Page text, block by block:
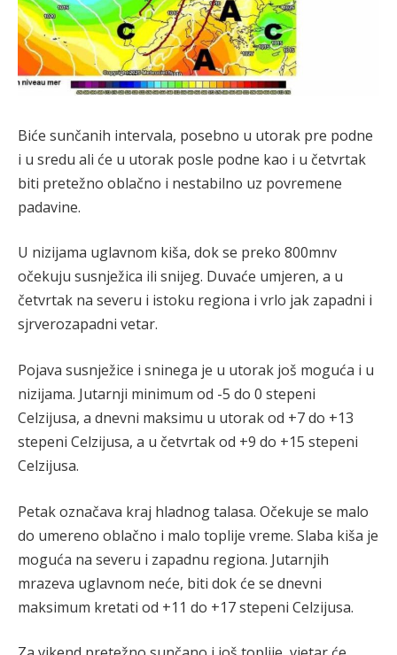
Biće sunčanih intervala, posebno u utorak pre podne
i u sredu ali će u utorak posle podne kao i u četvrtak
biti pretežno oblačno i nestabilno uz povremene
padavine.
U nizijama uglavnom kiša, dok se preko 800mnv
očekuju susnježica ili snijeg. Duvaće umjeren, a u
četvrtak na severu i istoku regiona i vrlo jak zapadni i
sjrverozapadni vetar.
Pojava susnježice i sninega je u utorak još moguća i u
nizijama. Jutarnji minimum od -5 do 0 stepeni
Celzijusa, a dnevni maksimu u utorak od +7 do +13
stepeni Celzijusa, a u četvrtak od +9 do +15 stepeni
Celzijusa.
Petak označava kraj hladnog talasa. Očekuje se malo
do umereno oblačno i malo toplije vreme. Slaba kiša je
moguća na severu i zapadnu regiona. Jutarnjih
mrazeva uglavnom neće, biti dok će se dnevni
maksimum kretati od +11 do +17 stepeni Celzijusa.